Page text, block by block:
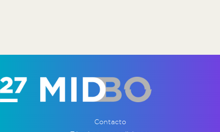
Contacto